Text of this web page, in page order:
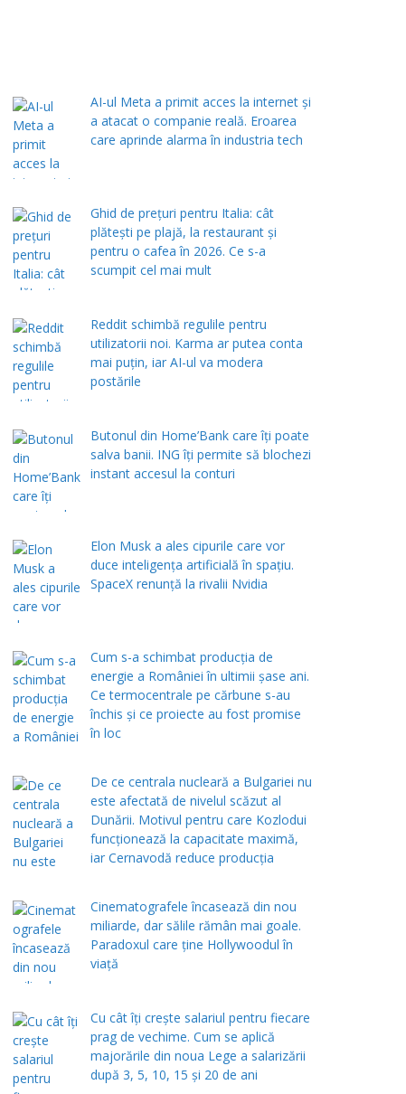
AI-ul Meta a primit acces la internet și
a atacat o companie reală. Eroarea
care aprinde alarma în industria tech
Ghid de prețuri pentru Italia: cât
plătești pe plajă, la restaurant și
pentru o cafea în 2026. Ce s-a
scumpit cel mai mult
Reddit schimbă regulile pentru
utilizatorii noi. Karma ar putea conta
mai puțin, iar AI-ul va modera
postările
Butonul din Home’Bank care îți poate
salva banii. ING îți permite să blochezi
instant accesul la conturi
Elon Musk a ales cipurile care vor
duce inteligența artificială în spațiu.
SpaceX renunță la rivalii Nvidia
Cum s-a schimbat producția de
energie a României în ultimii șase ani.
Ce termocentrale pe cărbune s-au
închis și ce proiecte au fost promise
în loc
De ce centrala nucleară a Bulgariei nu
este afectată de nivelul scăzut al
Dunării. Motivul pentru care Kozlodui
funcționează la capacitate maximă,
iar Cernavodă reduce producția
Cinematografele încasează din nou
miliarde, dar sălile rămân mai goale.
Paradoxul care ține Hollywoodul în
viață
Cu cât îți crește salariul pentru fiecare
prag de vechime. Cum se aplică
majorările din noua Lege a salarizării
după 3, 5, 10, 15 și 20 de ani